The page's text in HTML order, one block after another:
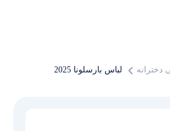
لباس بارسلونا 2025